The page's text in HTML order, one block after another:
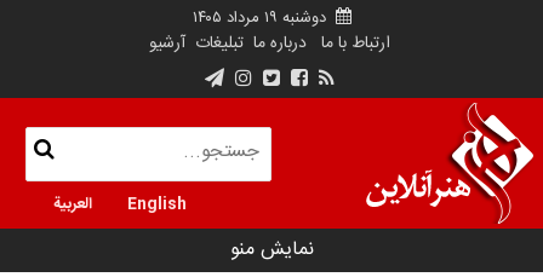
دوشنبه ۱۹ مرداد ۱۴۰۵
ارتباط با ما درباره ما تبلیغات آرشیو
English العربية
نمایش منو